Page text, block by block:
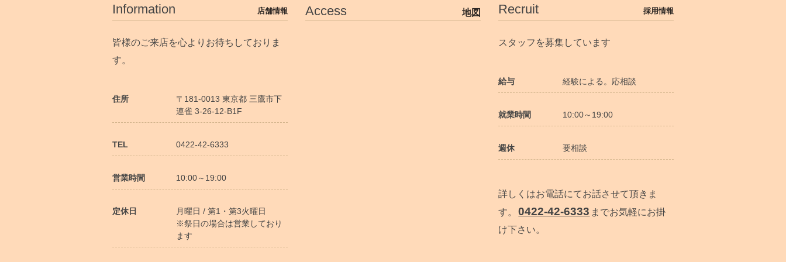
Information 店舗情報
皆様のご来店を心よりお待ちしておりま
す。
住所
〒181-0013 東京都 三鷹市下
連雀 3-26-12-B1F
TEL 0422-42-6333
営業時間 10:00～19:00
定休日
月曜日 / 第1・第3火曜日
※祭日の場合は営業しており
ます
Access 地図 Recruit 採用情報
スタッフを募集しています
給与 経験による。応相談
就業時間 10:00～19:00
週休 要相談
詳しくはお電話にてお話させて頂きま
す。
0422-42-6333 までお気軽にお掛
け下さい。